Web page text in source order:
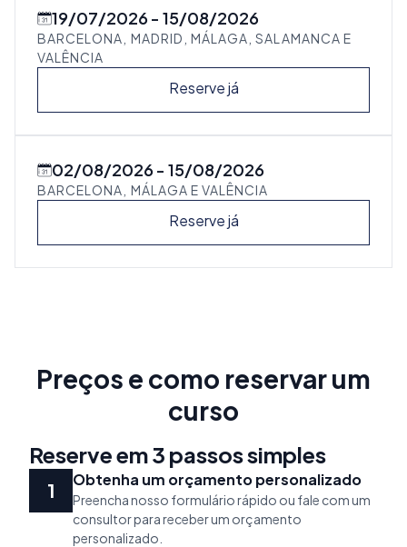
19/07/2026 15/08/2026
BARCELONA, MADRID, MÁLAGA, SALAMANCA E
VALÊNCIA
Reserve já
02/08/2026 15/08/2026
BARCELONA, MÁLAGA E VALÊNCIA
Reserve já
Preços e como reservar um
curso
Reserve em 3 passos simples
Obtenha um orçamento personalizado
Preencha nosso formulário rápido ou fale com um
consultor para receber um orçamento
personalizado.